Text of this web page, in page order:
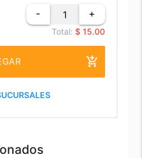
- +
Total: $ 15.00
add_shopping_cart